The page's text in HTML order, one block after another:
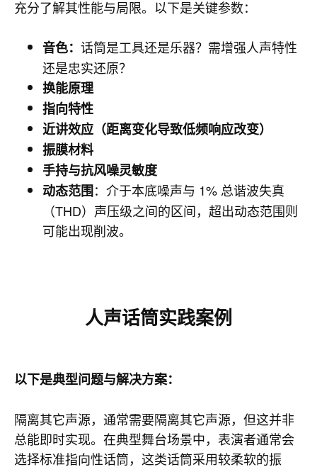
充分了解其性能与局限。以下是关键参数：
音色： 话筒是工具还是乐器？需增强人声特性
还是忠实还原？
换能原理
指向特性
近讲效应（距离变化导致低频响应改变）
振膜材料
手持与抗风噪灵敏度
动态范围：介于本底噪声与 1% 总谐波失真
（THD）声压级之间的区间，超出动态范围则
可能出现削波。
人声话筒实践案例
以下是典型问题与解决方案：
隔离其它声源，通常需要隔离其它声源，但这并非
总能即时实现。在典型舞台场景中，表演者通常会
选择标准指向性话筒，这类话筒采用较柔软的振